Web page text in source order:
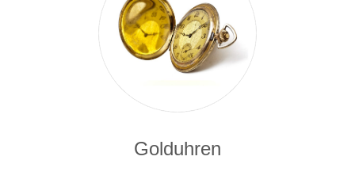
Golduhren